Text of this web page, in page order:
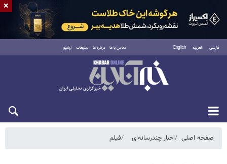
فارسی العربية English تماس با ما درباره ما تبلیغات آرشیو
پنجشنبه ۱۵ مرداد ۱۴۰۵
صفحه اصلی اخبار چندرسانه‌ای فیلم
×